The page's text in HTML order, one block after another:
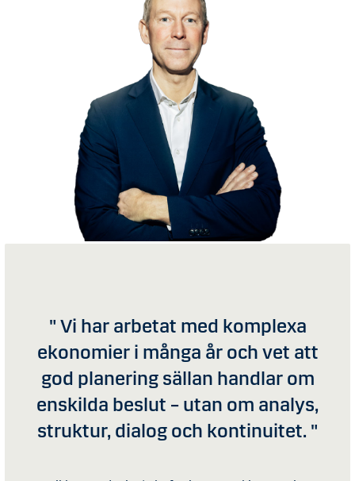
" Vi har arbetat med komplexa
ekonomier i många år och vet att
god planering sällan handlar om
enskilda beslut – utan om analys,
struktur, dialog och kontinuitet. "